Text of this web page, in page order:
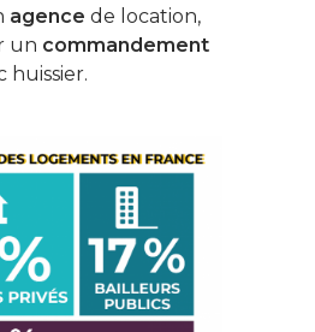
agence de location,
un commandement
huissier.